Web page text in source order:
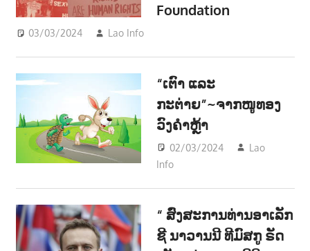
Foundation
03/03/2024 Lao Info
“ເຕົາ ແລະ
ກະຕ່າຍ”~ຈາກໜູທອງ
ວົງຄຳຫຼ້າ
02/03/2024
Lao
Info
“ ສົ່ງສະການທ່ານອາເລັກ
ຊີ ນາວານນີ ທີມົສກູ ຣັດ